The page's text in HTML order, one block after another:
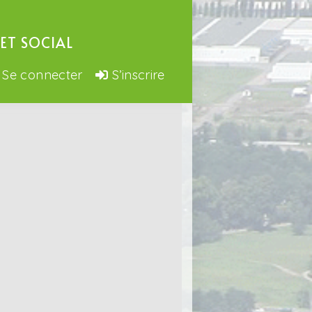
SOCIAL
Se connecter S’inscrire